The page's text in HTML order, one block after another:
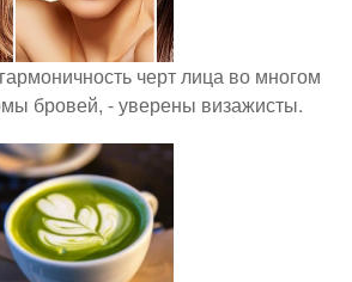
черт лица во многом
бровей, - уверены визажисты.